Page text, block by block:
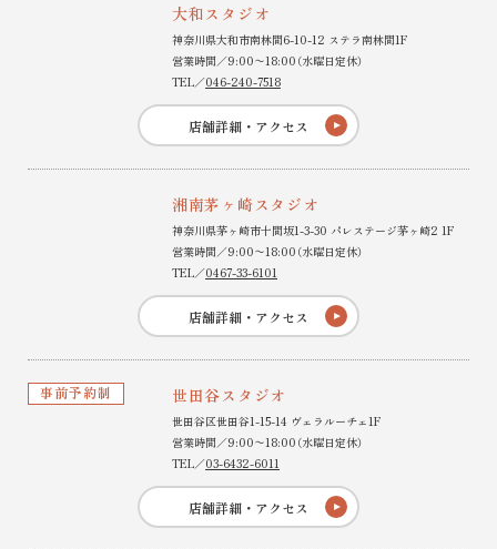
大和スタジオ
神奈川県大和市南林間6-10-12 ステラ南林間1F
営業時間／9:00〜18:00（水曜日定休）
TEL／046-240-7518
店舗詳細・アクセス
湘南茅ヶ崎スタジオ
神奈川県茅ヶ崎市十間坂1-3-30 パレステージ茅ヶ崎2 1F
営業時間／9:00〜18:00（水曜日定休）
TEL／0467-33-6101
店舗詳細・アクセス
事前予約制 世田谷スタジオ
世田谷区世田谷1-15-14 ヴェラルーチェ1F
営業時間／9:00〜18:00（水曜日定休）
TEL／03-6432-6011
店舗詳細・アクセス